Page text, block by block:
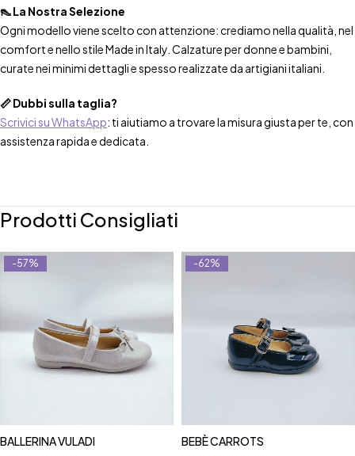
👠 La Nostra Selezione
Ogni modello viene scelto con attenzione: crediamo nella qualità, nel
comfort e nello stile Made in Italy. Calzature per donne e bambini,
curate nei minimi dettagli e spesso realizzate da artigiani italiani.
📏 Dubbi sulla taglia?
Scrivici su WhatsApp: ti aiutiamo a trovare la misura giusta per te, con
assistenza rapida e dedicata.
Prodotti Consigliati
-57%
BALLERINA VULADI
-62%
BEBÈ CARROTS